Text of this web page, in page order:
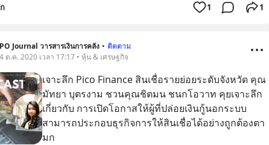
1 1
Journal วารสารเงินการคลัง • ติดตาม
ต.ค. 2020 เวลา 17:17 • หุ้น & เศรษฐกิจ
เจาะลึก Pico Finance สินเชื่อรายย่อยระดับจังหวัด คุณ
มัทยา บุตรงาม ชวนคุณชิตมน ชนกโอวาท คุยเจาะลึก
เกี่ยวกับ การเปิดโอกาสให้ผู้ที่ปล่อยเงินกู้นอกระบบ
สามารถประกอบธุรกิจการให้สินเชื่อได้อย่างถูกต้องตา
มก